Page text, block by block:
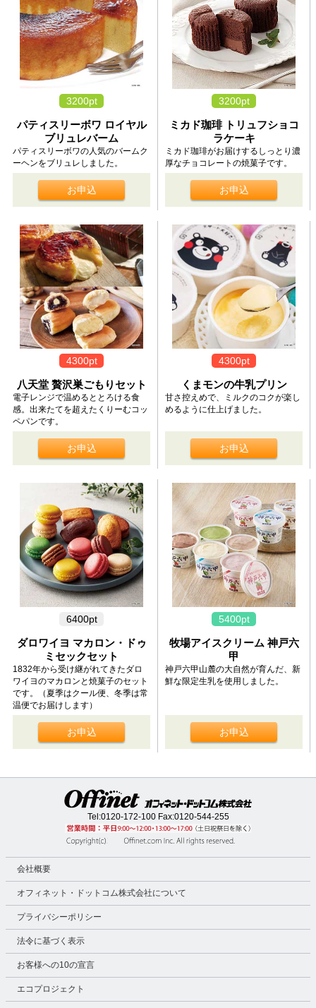
3200pt
パティスリーボワ ロイヤル
ブリュレバーム
パティスリーボワの人気のバームク
ーヘンをブリュレしました。
お申込
3200pt
ミカド珈琲 トリュフショコ
ラケーキ
ミカド珈琲がお届けするしっとり濃
厚なチョコレートの焼菓子です。
お申込
4300pt
八天堂 贅沢巣ごもりセット
電子レンジで温めるととろける食
感。出来たてを超えたくりーむコッ
ペパンです。
お申込
4300pt
くまモンの牛乳プリン
甘さ控えめで、ミルクのコクが楽し
めるように仕上げました。
お申込
6400pt
ダロワイヨ マカロン・ドゥ
ミセックセット
1832年から受け継がれてきたダロ
ワイヨのマカロンと焼菓子のセット
です。（夏季はクール便、冬季は常
温便でお届けします）
お申込
5400pt
牧場アイスクリーム 神戸六
甲
神戸六甲山麓の大自然が育んだ、新
鮮な限定生乳を使用しました。
お申込
Tel:0120-172-100Fax:0120-544-255
会社概要
オフィネット・ドットコム株式会社について
プライバシーポリシー
法令に基づく表示
お客様への10の宣言
エコプロジェクト